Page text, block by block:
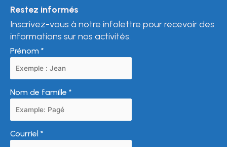
Restez informés
Inscrivez-vous à notre infolettre pour recevoir des
informations sur nos activités.
Prénom *
Nom de famille *
Courriel *